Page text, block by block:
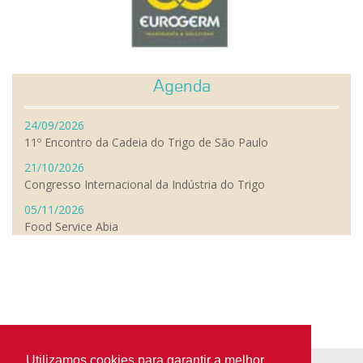
Agenda
24/09/2026
11º Encontro da Cadeia do Trigo de São Paulo
21/10/2026
Congresso Internacional da Indústria do Trigo
05/11/2026
Food Service Abia